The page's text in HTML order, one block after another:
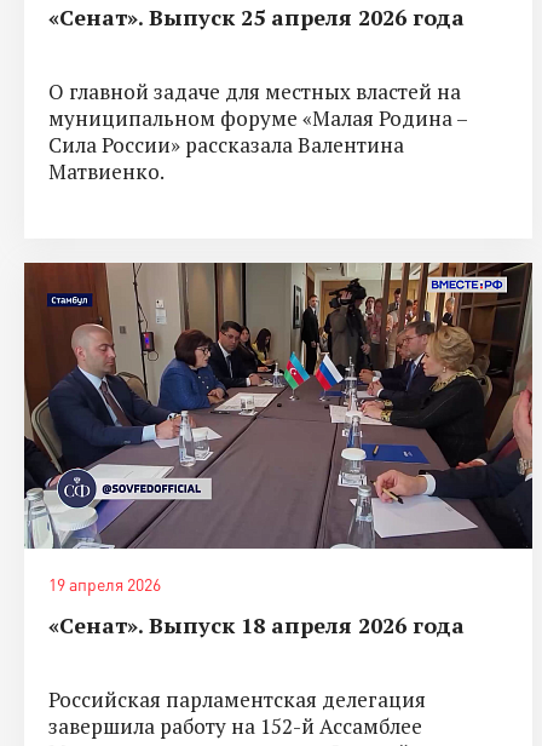
«Сенат». Выпуск 25 апреля 2026 года
О главной задаче для местных властей на
муниципальном форуме «Малая Родина –
Сила России» рассказала Валентина
Матвиенко.
19 апреля 2026
«Сенат». Выпуск 18 апреля 2026 года
Российская парламентская делегация
завершила работу на 152-й Ассамблее